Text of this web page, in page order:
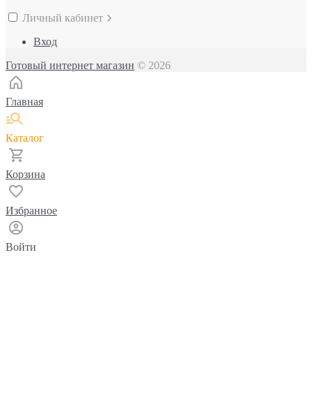
Личный кабинет
Вход
Готовый интернет магазин © 2026
Главная
Каталог
Корзина
Избранное
Войти